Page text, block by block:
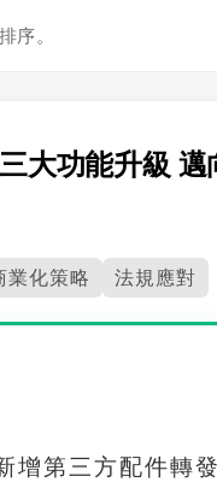
序。
大功能升級 邁
業化策略 法規應對
增第三方配件轉